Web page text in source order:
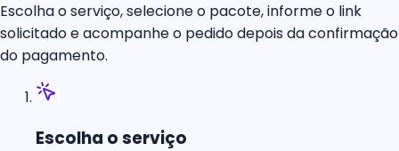
Escolha o serviço, selecione o pacote, informe o link
solicitado e acompanhe o pedido depois da confirmação
do pagamento.
Escolha o serviço